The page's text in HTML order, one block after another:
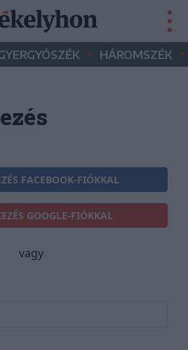
• HÁROMSZÉK •
FACEBOOK-FIÓKKAL
GOOGLE-FIÓKKAL
vagy